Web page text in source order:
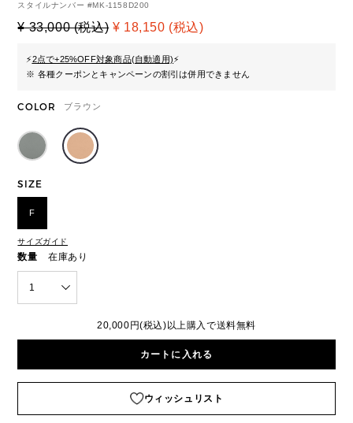
スタイルナンバー #MK-1158D200
¥ 33,000 (税込) ¥ 18,150 (税込)
⚡2点で+25%OFF対象商品(自動適用)⚡
※ 各種クーポンとキャンペーンの割引は併用できません
COLOR ブラウン
SIZE
F
サイズガイド
数量 在庫あり
1
20,000円(税込)以上購入で送料無料
カートに入れる
ウィッシュリスト